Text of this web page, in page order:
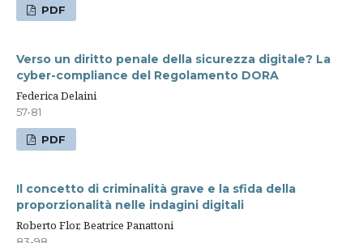
PDF
Verso un diritto penale della sicurezza digitale? La
cyber-compliance del Regolamento DORA
Federica Delaini
57-81
PDF
Il concetto di criminalità grave e la sfida della
proporzionalità nelle indagini digitali
Roberto Flor, Beatrice Panattoni